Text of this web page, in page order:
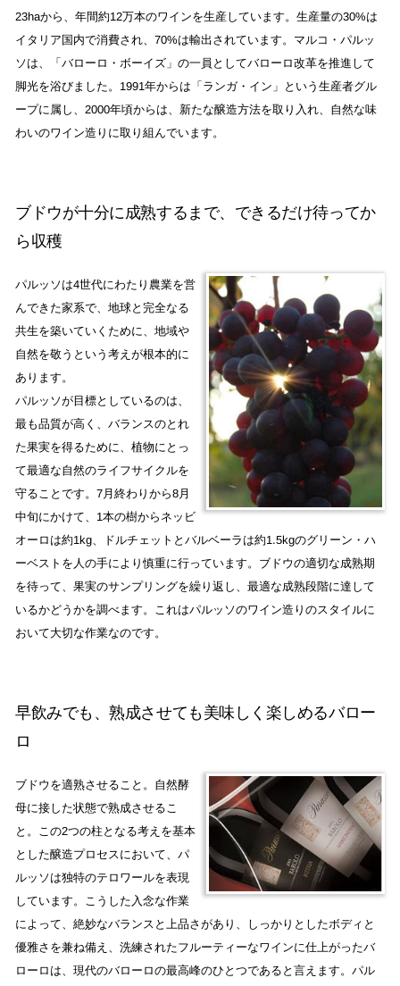
23haから、年間約12万本のワインを生産しています。生産量の30%は
イタリア国内で消費され、70%は輸出されています。マルコ・パルッ
ソは、「バローロ・ボーイズ」の一員としてバローロ改革を推進して
脚光を浴びました。1991年からは「ランガ・イン」という生産者グル
ープに属し、2000年頃からは、新たな醸造方法を取り入れ、自然な味
わいのワイン造りに取り組んでいます。
ブドウが十分に成熟するまで、できるだけ待ってか
ら収穫
パルッソは4世代にわたり農業を営
んできた家系で、地球と完全なる
共生を築いていくために、地域や
自然を敬うという考えが根本的に
あります。
パルッソが目標としているのは、
最も品質が高く、バランスのとれ
た果実を得るために、植物にとっ
て最適な自然のライフサイクルを
守ることです。7月終わりから8月
中旬にかけて、1本の樹からネッビ
オーロは約1kg、ドルチェットとバルベーラは約1.5kgのグリーン・ハ
ーベストを人の手により慎重に行っています。ブドウの適切な成熟期
を待って、果実のサンプリングを繰り返し、最適な成熟段階に達して
いるかどうかを調べます。これはパルッソのワイン造りのスタイルに
おいて大切な作業なのです。
早飲みでも、熟成させても美味しく楽しめるバロー
ロ
ブドウを適熟させること。自然酵
母に接した状態で熟成させるこ
と。この2つの柱となる考えを基本
とした醸造プロセスにおいて、パ
ルッソは独特のテロワールを表現
しています。こうした入念な作業
によって、絶妙なバランスと上品さがあり、しっかりとしたボディと
優雅さを兼ね備え、洗練されたフルーティーなワインに仕上がったバ
ローロは、現代のバローロの最高峰のひとつであると言えます。パル